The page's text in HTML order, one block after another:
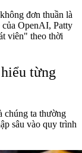
đơn thuần là
OpenAI, Patty
viên" theo thời
từng
chúng ta thường
sâu vào quy trình